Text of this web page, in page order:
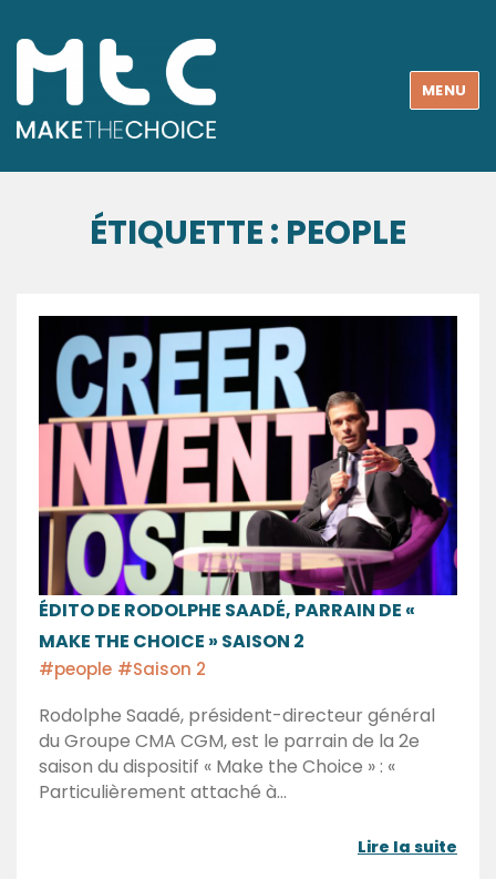
MENU
ÉTIQUETTE : PEOPLE
ÉDITO DE RODOLPHE SAADÉ, PARRAIN DE «
MAKE THE CHOICE » SAISON 2
#people #Saison 2
Rodolphe Saadé, président-directeur général
du Groupe CMA CGM, est le parrain de la 2e
saison du dispositif « Make the Choice » : «
Particulièrement attaché à…
Lire la suite